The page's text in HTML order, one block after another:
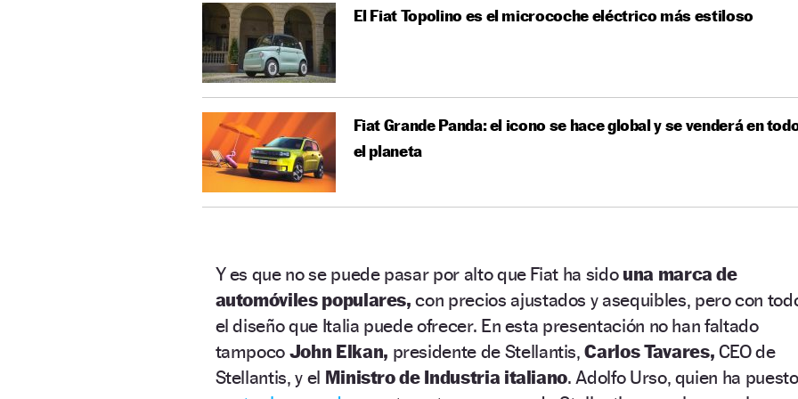
El Fiat Topolino es el microcoche eléctrico más estiloso
Fiat Grande Panda: el icono se hace global y se venderá en
el planeta
Y es que no se puede pasar por alto que Fiat ha sido una marca de
automóviles populares, con precios ajustados y asequibles, pero con
el diseño que Italia puede ofrecer. En esta presentación no han faltado
tampoco John Elkan, presidente de Stellantis,Carlos Tavares, CEO de
Stellantis, y el Ministro de Industria italiano. Adolfo Urso, quien ha puesto